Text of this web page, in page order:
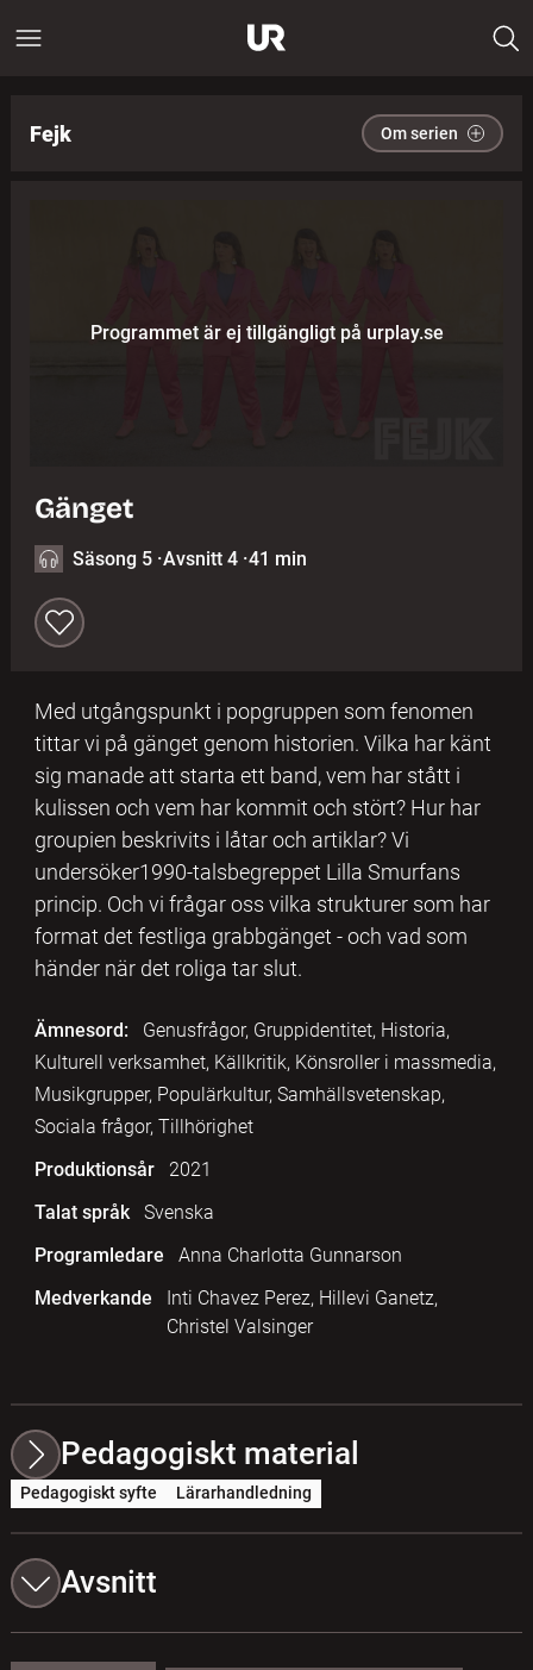
Fejk Om serien
Programmet är ej tillgängligt på urplay.se
Gänget
Säsong 5 ·Avsnitt 4 ·41 min
Med utgångspunkt i popgruppen som fenomen
tittar vi på gänget genom historien. Vilka har känt
sig manade att starta ett band, vem har stått i
kulissen och vem har kommit och stört? Hur har
groupien beskrivits i låtar och artiklar? Vi
undersöker1990-talsbegreppet Lilla Smurfans
princip. Och vi frågar oss vilka strukturer som har
format det festliga grabbgänget - och vad som
händer när det roliga tar slut.
Ämnesord:
Genusfrågor, Gruppidentitet, Historia,
Kulturell verksamhet, Källkritik, Könsroller i massmedia,
Musikgrupper, Populärkultur, Samhällsvetenskap,
Sociala frågor, Tillhörighet
Produktionsår
2021
Talat språk
Svenska
Programledare
Anna Charlotta Gunnarson
Medverkande
Inti Chavez Perez, Hillevi Ganetz,
Christel Valsinger
Pedagogiskt material
Pedagogiskt syfte Lärarhandledning
Avsnitt